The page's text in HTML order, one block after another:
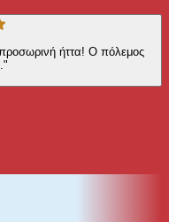
ήττα! Ο πόλεμος